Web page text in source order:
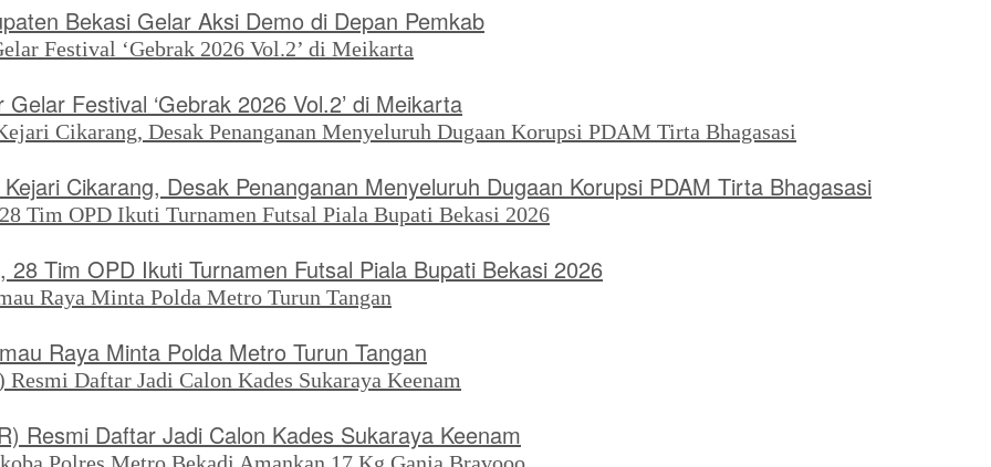
Bekasi Gelar Aksi Demo di Depan Pemkab
Festival ‘Gebrak 2026 Vol.2’ di Meikarta
Cikarang, Desak Penanganan Menyeluruh Dugaan Korupsi PDAM Tirta Bhagasasi
Tim OPD Ikuti Turnamen Futsal Piala Bupati Bekasi 2026
Raya Minta Polda Metro Turun Tangan
Resmi Daftar Jadi Calon Kades Sukaraya Keenam